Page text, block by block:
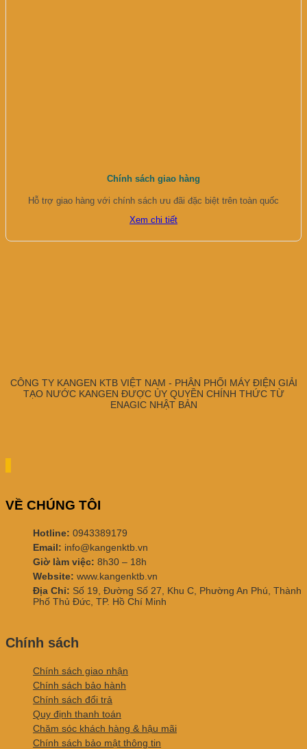
Chính sách giao hàng
Hỗ trợ giao hàng với chính sách ưu đãi đặc biệt trên toàn quốc
Xem chi tiết
CÔNG TY KANGEN KTB VIỆT NAM - PHÂN PHỐI MÁY ĐIỆN GIẢI
TẠO NƯỚC KANGEN ĐƯỢC ỦY QUYỀN CHÍNH THỨC TỪ
ENAGIC NHẬT BẢN
VỀ CHÚNG TÔI
Hotline: 0943389179
Email: info@kangenktb.vn
Giờ làm việc: 8h30 – 18h
Website: www.kangenktb.vn
Địa Chỉ: Số 19, Đường Số 27, Khu C, Phường An Phú, Thành
Phố Thủ Đức, TP. Hồ Chí Minh
Chính sách
Chính sách giao nhận
Chính sách bảo hành
Chính sách đổi trả
Quy định thanh toán
Chăm sóc khách hàng & hậu mãi
Chính sách bảo mật thông tin